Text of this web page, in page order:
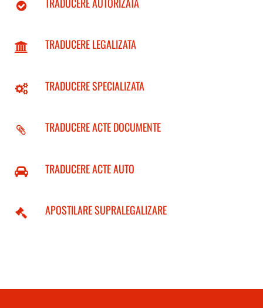
TRADUCERE LEGALIZATA
TRADUCERE SPECIALIZATA
TRADUCERE ACTE DOCUMENTE
TRADUCERE ACTE AUTO
APOSTILARE SUPRALEGALIZARE